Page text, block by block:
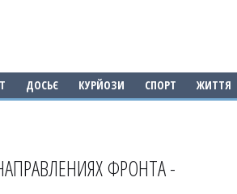
ДОСЬЄ КУРЙОЗИ СПОРТ ЖИТТЯ
ФРОНТА -